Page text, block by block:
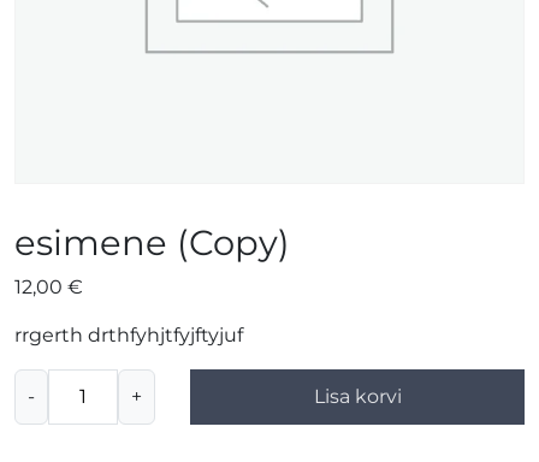
esimene (Copy)
12,00 €
rrgerth drthfyhjtfyjftyjuf
- + Lisa korvi